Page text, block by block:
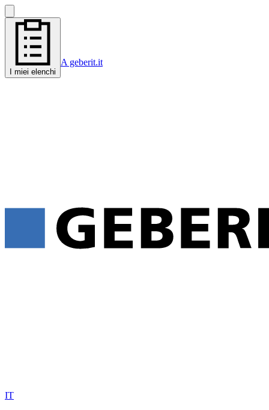
I miei elenchi
A geberit.it
IT